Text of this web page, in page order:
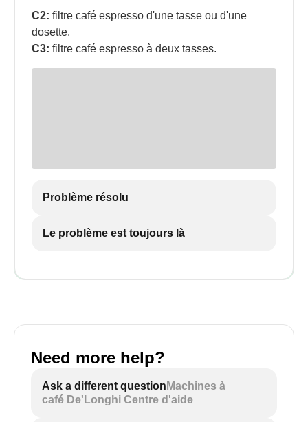
C2: filtre café espresso d'une tasse ou d'une
dosette.
C3: filtre café espresso à deux tasses.
Problème résolu
Le problème est toujours là
Need more help?
Ask a different question Machines à
café De'Longhi Centre d'aide